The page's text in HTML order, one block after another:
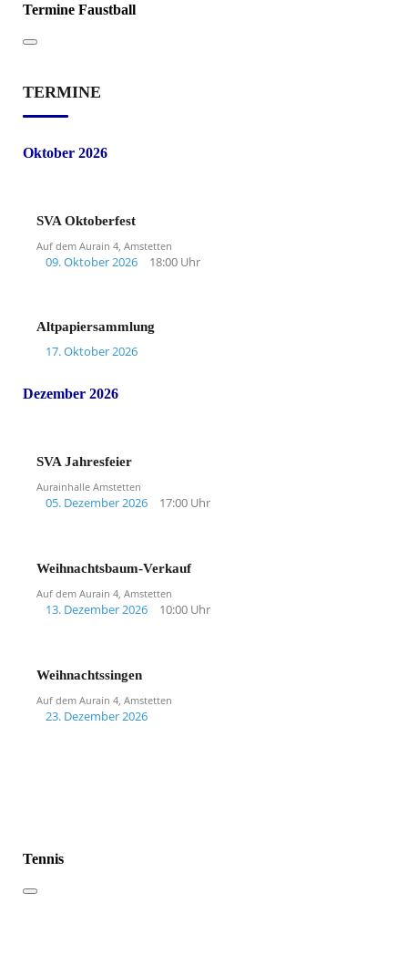
Termine Faustball
TERMINE
Oktober 2026
SVA Oktoberfest
Auf dem Aurain 4, Amstetten
09. Oktober 2026 18:00 Uhr
Altpapiersammlung
17. Oktober 2026
Dezember 2026
SVA Jahresfeier
Aurainhalle Amstetten
05. Dezember 2026 17:00 Uhr
Weihnachtsbaum-Verkauf
Auf dem Aurain 4, Amstetten
13. Dezember 2026 10:00 Uhr
Weihnachtssingen
Auf dem Aurain 4, Amstetten
23. Dezember 2026
Tennis